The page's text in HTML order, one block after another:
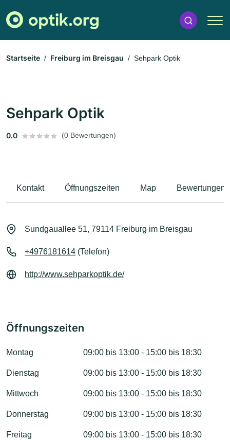
Startseite Freiburg im Breisgau Sehpark Optik
Sehpark Optik
0.0 (0 Bewertungen)
Kontakt Öffnungszeiten Map Bewertungen
Sundgauallee 51, 79114 Freiburg im Breisgau
+4976181614 (Telefon)
http://www.sehparkoptik.de/
Öffnungszeiten
Montag 09:00 bis 13:00 - 15:00 bis 18:30
Dienstag 09:00 bis 13:00 - 15:00 bis 18:30
Mittwoch 09:00 bis 13:00 - 15:00 bis 18:30
Donnerstag 09:00 bis 13:00 - 15:00 bis 18:30
Freitag 09:00 bis 13:00 - 15:00 bis 18:30